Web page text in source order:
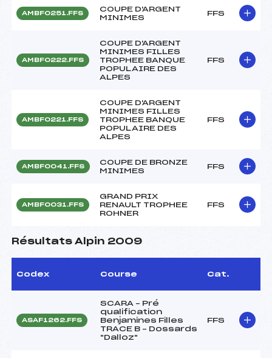
AMBF0251.FFS
COUPE D'ARGENT
MINIMES
FFS
AMBF0222.FFS
COUPE D'ARGENT
MINIMES FILLES
TROPHEE BANQUE
POPULAIRE DES
ALPES
FFS
AMBF0221.FFS
COUPE D'ARGENT
MINIMES FILLES
TROPHEE BANQUE
POPULAIRE DES
ALPES
FFS
AMBF0041.FFS
COUPE DE BRONZE
MINIMES
FFS
AMBF0031.FFS
GRAND PRIX
RENAULT TROPHEE
ROHNER
FFS
Résultats Alpin 2009
Codex Course Cat.
ASAF1262.FFS
SCARA – Pré
qualification
Benjamines Filles
TRACE B – Dossards
"Dalloz"
FFS